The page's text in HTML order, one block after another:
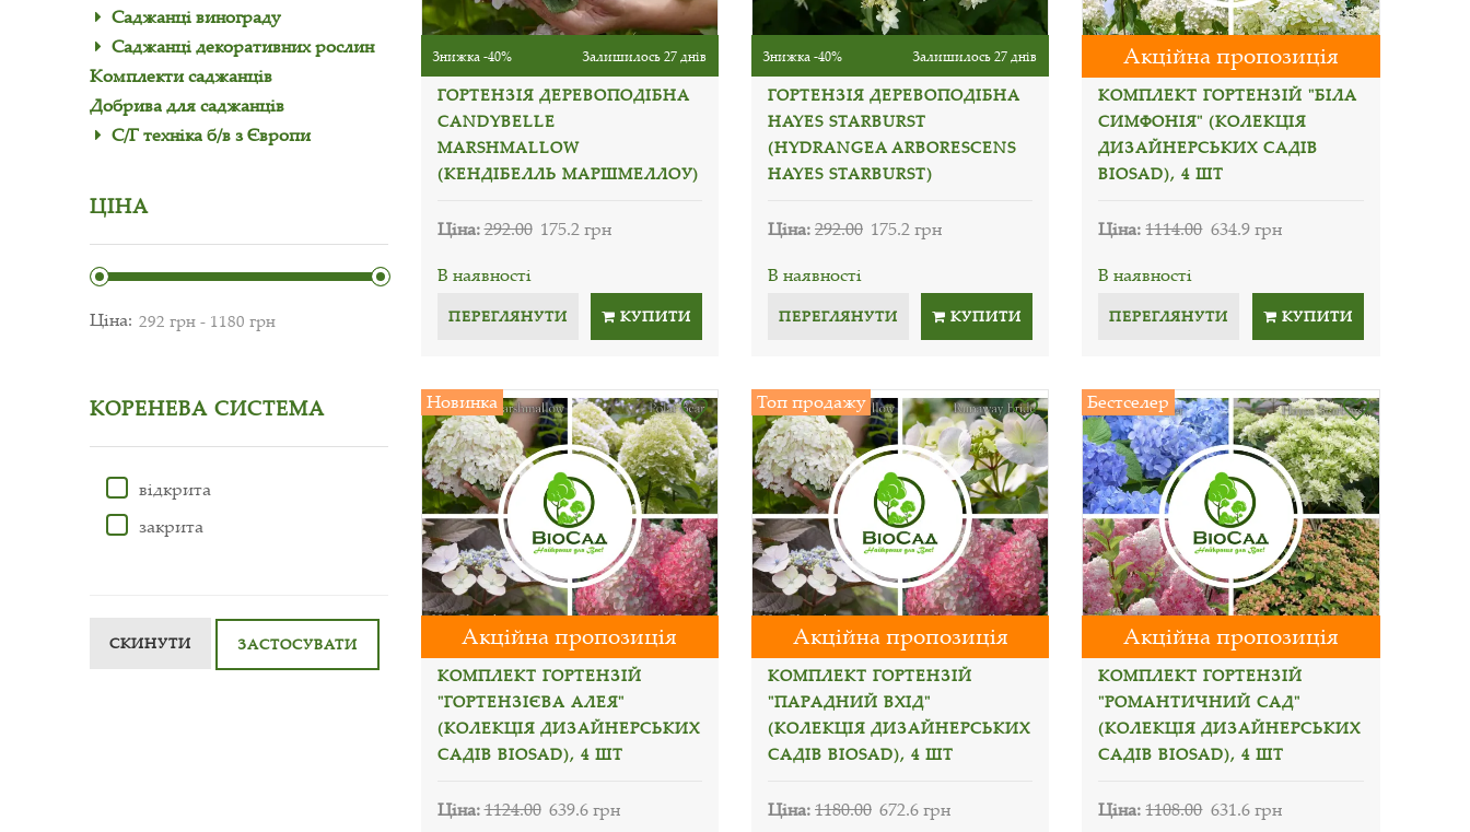
Саджанці винограду
Саджанці декоративних рослин
Комплекти саджанців
Добрива для саджанців
С/Г техніка б/в з Європи
ЦІНА
Ціна:
КОРЕНЕВА СИСТЕМА
відкрита
закрита
СКИНУТИ ЗАСТОСУВАТИ
Знижка -40% Залишилось 27 днів
ГОРТЕНЗІЯ ДЕРЕВОПОДІБНА
CANDYBELLE
MARSHMALLOW
(КЕНДІБЕЛЛЬ МАРШМЕЛЛОУ)
Ціна:292.00 175.2 грн
В наявності
ПЕРЕГЛЯНУТИ КУПИТИ
Знижка -40% Залишилось 27 днів
ГОРТЕНЗІЯ ДЕРЕВОПОДІБНА
HAYES STARBURST
(HYDRANGEA ARBORESCENS
HAYES STARBURST)
Ціна:292.00 175.2 грн
В наявності
ПЕРЕГЛЯНУТИ КУПИТИ
Акційна пропозиція
КОМПЛЕКТ ГОРТЕНЗІЙ "БІЛА
СИМФОНІЯ" (КОЛЕКЦІЯ
ДИЗАЙНЕРСЬКИХ САДІВ
BIOSAD), 4 ШТ
Ціна:1114.00 634.9 грн
В наявності
ПЕРЕГЛЯНУТИ КУПИТИ
Новинка
Акційна пропозиція
КОМПЛЕКТ ГОРТЕНЗІЙ
"ГОРТЕНЗІЄВА АЛЕЯ"
(КОЛЕКЦІЯ ДИЗАЙНЕРСЬКИХ
САДІВ BIOSAD), 4 ШТ
Ціна:1124.00 639.6 грн
Топ продажу
Акційна пропозиція
КОМПЛЕКТ ГОРТЕНЗІЙ
"ПАРАДНИЙ ВХІД"
(КОЛЕКЦІЯ ДИЗАЙНЕРСЬКИХ
САДІВ BIOSAD), 4 ШТ
Ціна:1180.00 672.6 грн
Бестселер
Акційна пропозиція
КОМПЛЕКТ ГОРТЕНЗІЙ
"РОМАНТИЧНИЙ САД"
(КОЛЕКЦІЯ ДИЗАЙНЕРСЬКИХ
САДІВ BIOSAD), 4 ШТ
Ціна:1108.00 631.6 грн